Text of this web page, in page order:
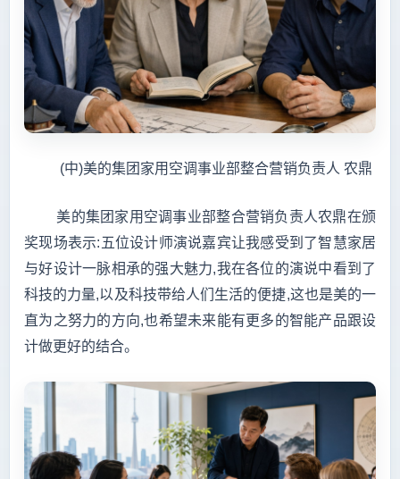
(中)美的集团家用空调事业部整合营销负责人 农鼎
美的集团家用空调事业部整合营销负责人农鼎在颁
奖现场表示:五位设计师演说嘉宾让我感受到了智慧家居
与好设计一脉相承的强大魅力,我在各位的演说中看到了
科技的力量,以及科技带给人们生活的便捷,这也是美的一
直为之努力的方向,也希望未来能有更多的智能产品跟设
计做更好的结合。